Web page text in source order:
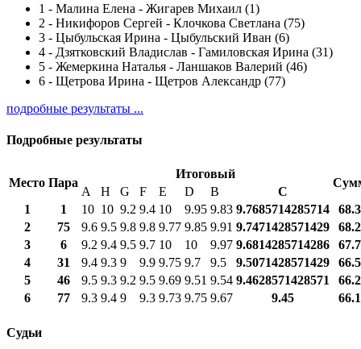
1 - Малина Елена - Жигарев Михаил (1)
2 - Никифоров Сергей - Клочкова Светлана (75)
3 - Цыбульская Ирина - Цыбульский Иван (6)
4 - Дзятковский Владислав - Гамиловская Ирина (31)
5 - Жемеркина Наталья - Ланшаков Валерий (46)
6 - Щетрова Ирина - Щетров Александр (77)
подробные результаты ...
Подробные результаты
Место Пара
Итоговый
A H G F E D B
С
1
1 10 10 9.2 9.4 10 9.95 9.83 9.7685714285714
2
75 9.6 9.5 9.8 9.8 9.77 9.85 9.91 9.7471428571429
3
6 9.2 9.4 9.5 9.7 10 10 9.97 9.6814285714286
4
31 9.4 9.3 9 9.9 9.75 9.7 9.5 9.5071428571429
5
46 9.5 9.3 9.2 9.5 9.69 9.51 9.54 9.4628571428571
6
77 9.3 9.4 9 9.3 9.73 9.75 9.67 9.45
Судьи